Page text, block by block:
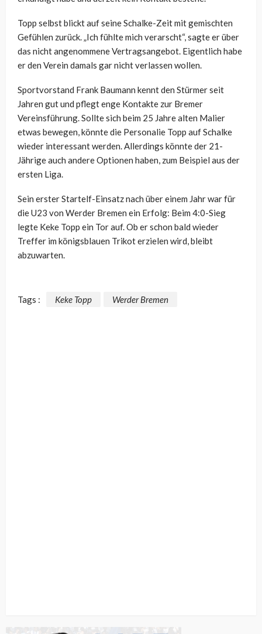
Topp selbst blickt auf seine Schalke-Zeit mit gemischten
Gefühlen zurück. „Ich fühlte mich verarscht“, sagte er über
das nicht angenommene Vertragsangebot. Eigentlich habe
er den Verein damals gar nicht verlassen wollen.
Sportvorstand Frank Baumann kennt den Stürmer seit
Jahren gut und pflegt enge Kontakte zur Bremer
Vereinsführung. Sollte sich beim 25 Jahre alten Malier
etwas bewegen, könnte die Personalie Topp auf Schalke
wieder interessant werden. Allerdings könnte der 21-
Jährige auch andere Optionen haben, zum Beispiel aus der
ersten Liga.
Sein erster Startelf-Einsatz nach über einem Jahr war für
die U23 von Werder Bremen ein Erfolg: Beim 4:0-Sieg
legte Keke Topp ein Tor auf. Ob er schon bald wieder
Treffer im königsblauen Trikot erzielen wird, bleibt
abzuwarten.
Tags : Keke Topp Werder Bremen